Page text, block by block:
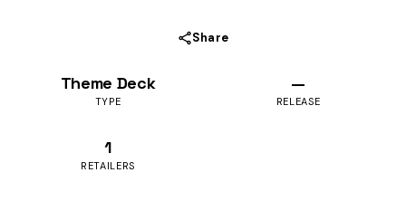
Share
Theme Deck
TYPE
—
RELEASE
1
RETAILERS